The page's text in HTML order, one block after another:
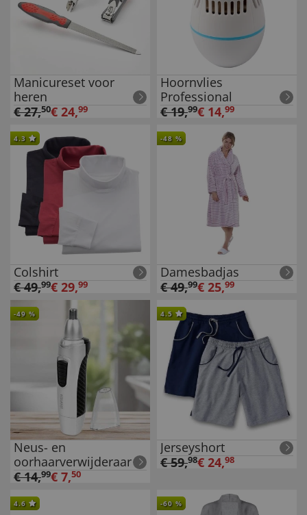
Manicureset voor
heren
€27,50€ 24,99
Hoornvlies
Professional
€19,99€ 14,99
4.3
Colshirt
€49,99€ 29,99
-48 %
Damesbadjas
€49,99€ 25,99
-49 %
Neus- en
oorhaarverwijderaar
€14,99€ 7,50
4.5
Jerseyshort
€59,98€ 24,98
4.6 -60 %